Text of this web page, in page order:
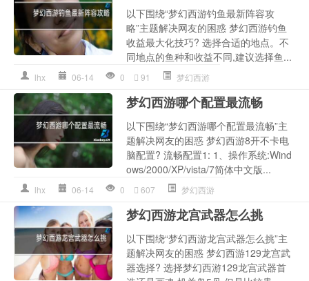
以下围绕“梦幻西游钓鱼最新阵容攻
略”主题解决网友的困惑 梦幻西游钓鱼
收益最大化技巧? 选择合适的地点。不
同地点的鱼种和收益不同,建议选择鱼...
lhx 06-14 0 91 梦幻西游
梦幻西游哪个配置最流畅
以下围绕“梦幻西游哪个配置最流畅”主
题解决网友的困惑 梦幻西游8开不卡电
脑配置? 流畅配置1: 1、操作系统:Wind
ows/2000/XP/vista/7简体中文版...
lhx 06-14 0 607 梦幻西游
梦幻西游龙宫武器怎么挑
以下围绕“梦幻西游龙宫武器怎么挑”主
题解决网友的困惑 梦幻西游129龙宫武
器选择? 选择梦幻西游129龙宫武器首